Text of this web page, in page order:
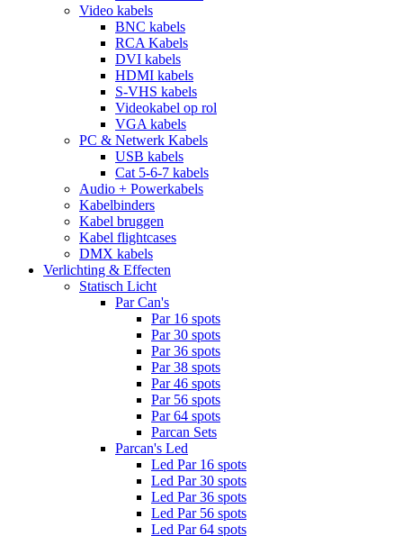
Video kabels
BNC kabels
RCA Kabels
DVI kabels
HDMI kabels
S-VHS kabels
Videokabel op rol
VGA kabels
PC & Netwerk Kabels
USB kabels
Cat 5-6-7 kabels
Audio + Powerkabels
Kabelbinders
Kabel bruggen
Kabel flightcases
DMX kabels
Verlichting & Effecten
Statisch Licht
Par Can's
Par 16 spots
Par 30 spots
Par 36 spots
Par 38 spots
Par 46 spots
Par 56 spots
Par 64 spots
Parcan Sets
Parcan's Led
Led Par 16 spots
Led Par 30 spots
Led Par 36 spots
Led Par 56 spots
Led Par 64 spots